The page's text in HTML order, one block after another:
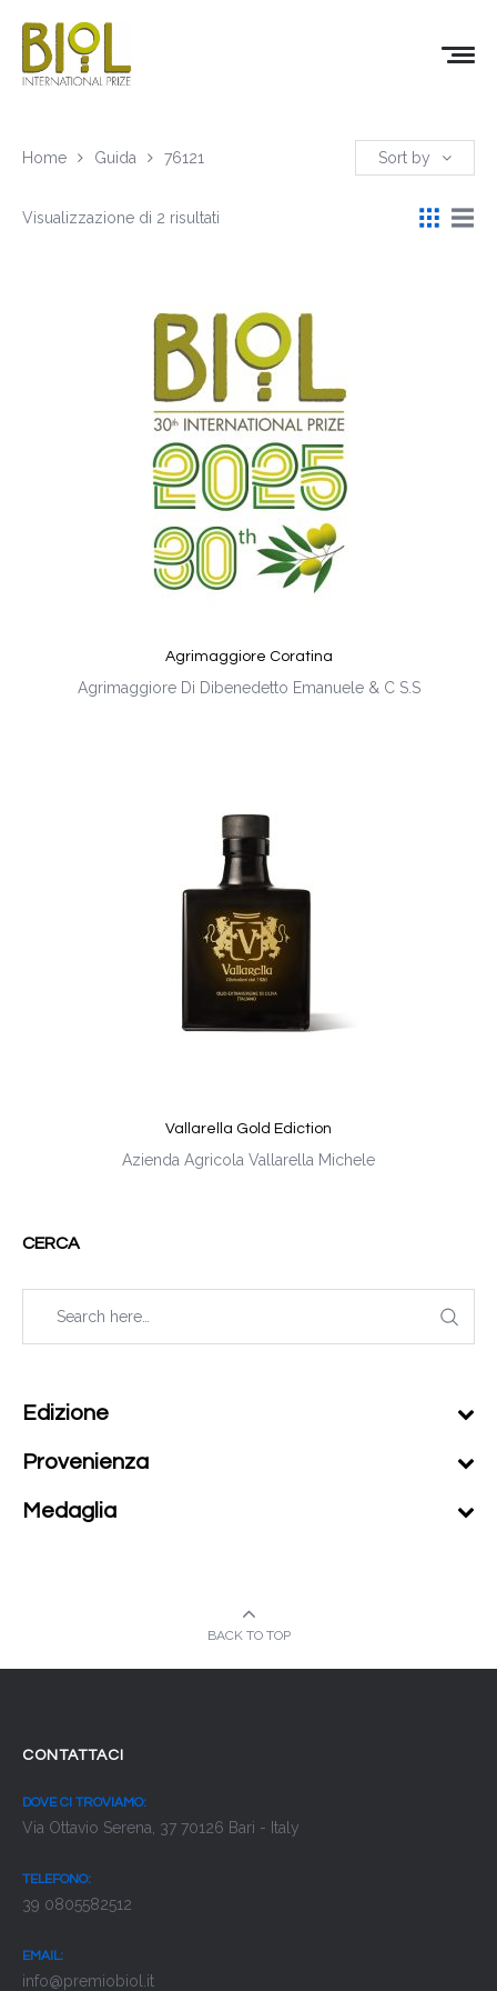
Home Guida 76121 Sort by
Visualizzazione di 2 risultati
Agrimaggiore Coratina
Agrimaggiore Di Dibenedetto Emanuele & C S.S
Vallarella Gold Ediction
Azienda Agricola Vallarella Michele
CERCA
Edizione
Provenienza
Medaglia
BACK TO TOP
CONTATTACI
DOVE CI TROVIAMO:
Via Ottavio Serena, 37 70126 Bari - Italy
TELEFONO:
39 0805582512
EMAIL:
info@premiobiol.it